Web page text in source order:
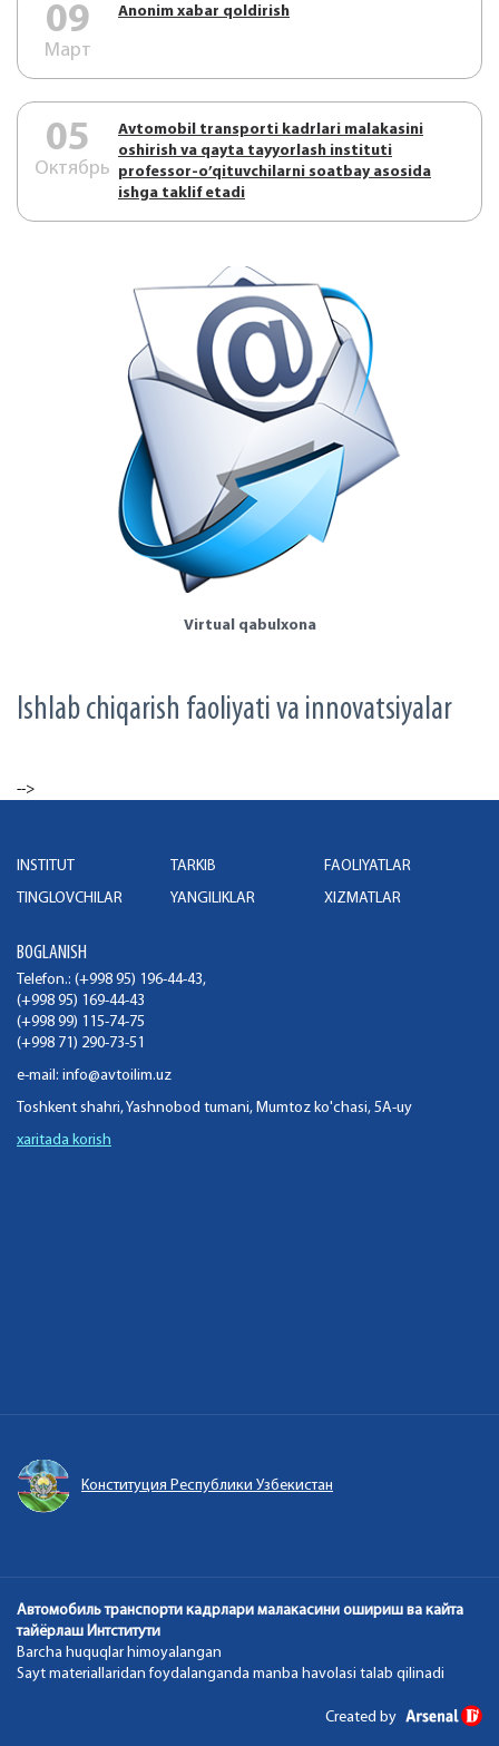
09
Март
Аnonim xabar qoldirish
05
Октябрь
Аvtоmоbil trаnspоrti kаdrlаri mаlаkаsini
оshirish vа qаytа tаyyorlаsh instituti
prоfеssоr-o’qituvchilаrni sоаtbаy аsоsidа
ishgа tаklif etаdi
Virtual qabulxona
Ishlab chiqarish faoliyati va innovatsiyalar
-->
INSTITUT TARKIB
FAOLIYATLAR
TINGLOVCHILAR
YANGILIKLAR XIZMATLAR
BOGLANISH
Telefon.: (+998 95) 196-44-43,
(+998 95) 169-44-43
(+998 99) 115-74-75
(+998 71) 290-73-51
e-mail: info@avtoilim.uz
Toshkent shahri, Yashnobod tumani, Mumtoz ko'chasi, 5A-uy
xaritada korish
Конституция Республики Узбекистан
Автомобиль транспорти кадрлари малакасини ошириш ва кайта
тайёрлаш Интститути
Barcha huquqlar himoyalangan
Sayt materiallaridan foydalanganda manba havolasi talab qilinadi
Created by